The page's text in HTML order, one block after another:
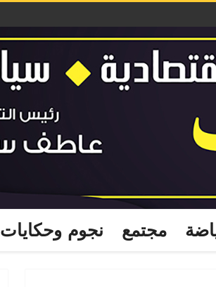
مجتمع نجوم وحكايات